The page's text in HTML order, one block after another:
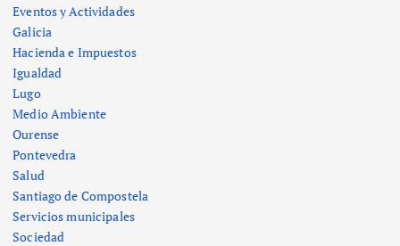
Eventos y Actividades
Galicia
Hacienda e Impuestos
Igualdad
Lugo
Medio Ambiente
Ourense
Pontevedra
Salud
Santiago de Compostela
Servicios municipales
Sociedad